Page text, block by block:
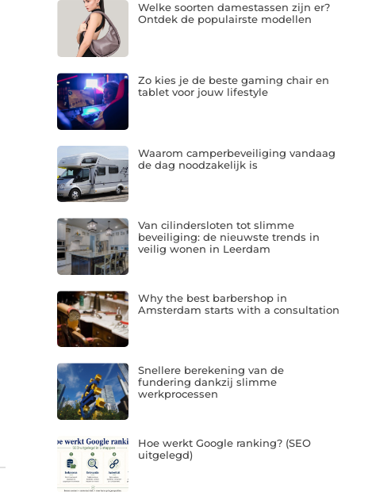
Welke soorten damestassen zijn er?
Ontdek de populairste modellen
Zo kies je de beste gaming chair en
tablet voor jouw lifestyle
Waarom camperbeveiliging vandaag
de dag noodzakelijk is
Van cilindersloten tot slimme
beveiliging: de nieuwste trends in
veilig wonen in Leerdam
Why the best barbershop in
Amsterdam starts with a consultation
Snellere berekening van de
fundering dankzij slimme
werkprocessen
Hoe werkt Google ranking? (SEO
uitgelegd)